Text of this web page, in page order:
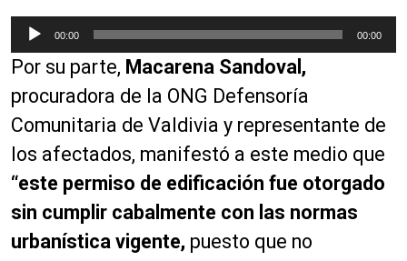
e
p
r
o
d
u
c
o
r
00:00 00:00
Por su parte, Macarena Sandoval,
procuradora de la ONG Defensoría
Comunitaria de Valdivia y representante de
los afectados, manifestó a este medio que
“este permiso de edificación fue otorgado
sin cumplir cabalmente con las normas
urbanística vigente, puesto que no